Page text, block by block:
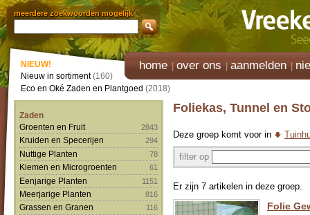
meerdere zoekwoorden mogelijk
home over ons aanmelden
NIEUW!
Nieuw in sortiment(160)
Eco en Oké Zaden en Plantgoed (2018)
Zaden
Groenten en Fruit
2843
Kruiden en Specerijen 294
Nuttige Planten 78
Kiemen en Microgroenten 61
Eenjarige Planten 1151
Meerjarige Planten 816
Grassen en Granen 116
Foliekas, Tunnel en
Deze groep komt voor in
filter op
Er zijn 7 artikelen in deze groep.
Folie